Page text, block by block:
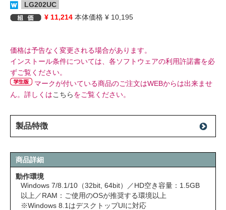
LG202UC
¥ 11,214 本体価格 ¥ 10,195
価格は予告なく変更される場合があります。
インストール条件については、各ソフトウェアの利用許諾書を必
ずご覧ください。
マークが付いている商品のご注文はWEBからは出来ませ
ん。詳しくはこちらをご覧ください。
製品特徴
商品詳細
動作環境
Windows 7/8.1/10（32bit, 64bit）／HD空き容量：1.5GB
以上／RAM：ご使用のOSが推奨する環境以上
※Windows 8.1はデスクトップUIに対応